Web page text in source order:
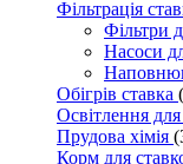
Фільтрація
Фільтри
Насоси
Обігрів ставка
Освітлення для
Прудова хімія
Корм для